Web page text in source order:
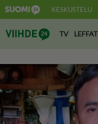
KESKUSTELU
Suomi24 Viihde
TV LEFFAT